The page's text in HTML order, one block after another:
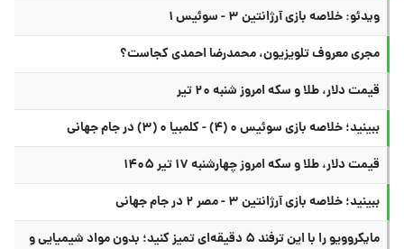
ویدئو: خلاصه بازی آرژانتین ۳ - سوئیس ۱
مجری معروف تلویزیون، محمدرضا احمدی کجاست؟
قیمت دلار، طلا و سکه امروز شنبه ۲۰ تیر
ببینید؛ خلاصه بازی سوئیس ۰ (۴) - کلمبیا ۰ (۳) در جام جهانی
قیمت دلار، طلا و سکه امروز چهارشنبه ۱۷ تیر ۱۴۰۵
ببینید؛ خلاصه بازی آرژانتین ۳ - مصر ۲ در جام جهانی
مایکروویو را با این ترفند ۵ دقیقه‌ای تمیز کنید؛ بدون مواد شیمیایی و